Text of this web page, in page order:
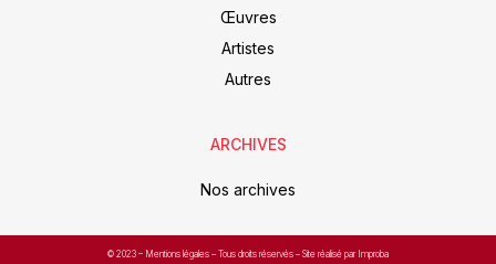
Œuvres
Artistes
Autres
ARCHIVES
Nos archives
© 2023 – Mentions légales – Tous droits réservés – Site réalisé par Improba